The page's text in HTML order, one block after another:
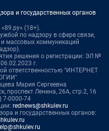
и государственных органов
(18+).
по надзору в сфере связи,
массовых коммуникаций
решения о регистрации: ЭЛ №
г.
ответственностью "ИНТЕРНЕТ
Мария Сергеевна
проспект Ленина, 26А, стр.2, 16
7-0000-74
rednews@shkulev.ru
и государственных органов: